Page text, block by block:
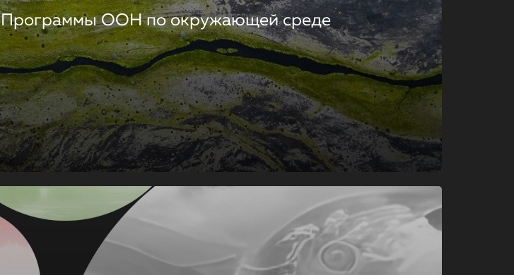
Программы ООН по окружающей среде